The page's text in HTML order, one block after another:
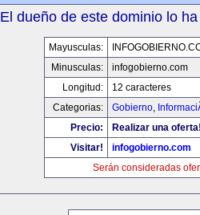
El dueño de este dominio lo
Mayusculas:
Minusculas:
infogobierno.com
Longitud:
12 caracteres
Categorias:
Gobierno,
Precio:
Realizar una
Visitar!
infogobierno.com
Serán consideradas